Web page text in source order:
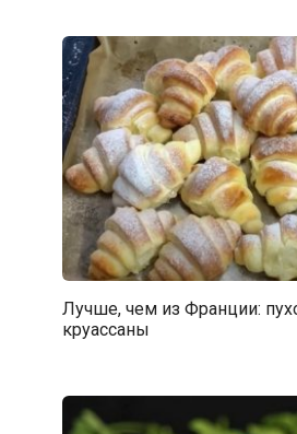
Лучше, чем из Франции:
круассаны